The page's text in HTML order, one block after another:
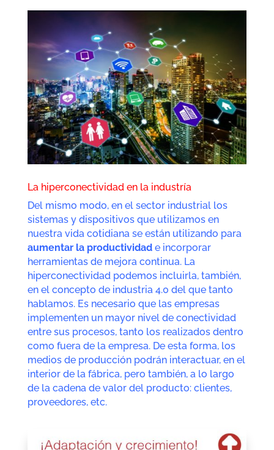
La hiperconectividad en la industría
Del mismo modo, en el sector industrial los
sistemas y dispositivos que utilizamos en
nuestra vida cotidiana se están utilizando para
aumentar la productividade incorporar
herramientas de mejora continua. La
hiperconectividad podemos incluirla, también,
en el concepto de industria 4.0 del que tanto
hablamos. Es necesario que las empresas
implementen un mayor nivel de conectividad
entre sus procesos, tanto los realizados dentro
como fuera de la empresa. De esta forma, los
medios de producción podrán interactuar, en el
interior de la fábrica, pero también, a lo largo
de la cadena de valor del producto: clientes,
proveedores, etc.